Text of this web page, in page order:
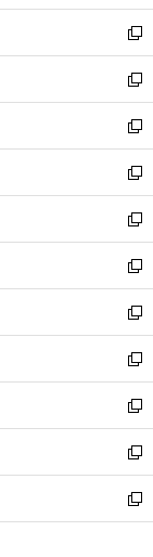
ウ
で
開
く
ン
ド
ウ
で
開
く
新
し
い
ウ
ィ
ン
ド
ウ
で
開
く
新
し
い
ウ
ィ
ン
ド
ウ
で
開
く
新
し
い
ウ
ィ
ン
ド
ウ
で
開
く
新
し
い
ウ
ィ
ン
ド
ウ
で
開
く
新
し
い
ウ
ィ
ン
ド
ウ
で
開
く
新
し
い
ウ
ィ
ン
ド
ウ
で
開
く
新
し
い
ウ
ィ
ン
ド
ウ
で
開
新
し
い
ウ
ィ
ン
ド
ウ
新
し
い
ウ
ィ
ン
新
し
い
ウ
新
し